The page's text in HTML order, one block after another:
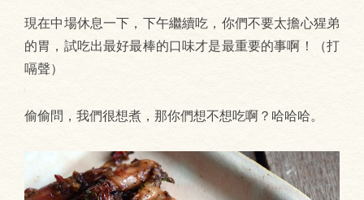
現在中場休息一下，下午繼續吃，你們不要太擔心猩弟
的胃，試吃出最好最棒的口味才是最重要的事啊！（打
嗝聲）
偷偷問，我們很想煮，那你們想不想吃啊？哈哈哈。